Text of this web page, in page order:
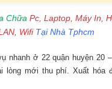
Chữa Pc, Laptop, Máy In,
Wifi Tại Nhà Tphcm
nhanh ở 22 quận huyện 20
lòng mới thu phí. Xuất hóa